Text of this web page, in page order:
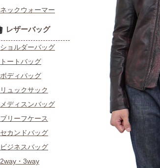
ネックウォーマー
レザーバッグ
ショルダーバッグ
トートバッグ
ボディバッグ
リュックサック
メディスンバッグ
ブリーフケース
セカンドバッグ
ビジネスバッグ
2way・3way